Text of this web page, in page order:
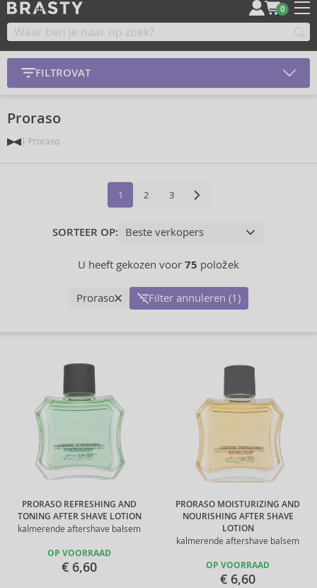
0
FILTROVAT
Proraso
Proraso
1 2 3
SORTEER OP:
U heeft gekozen voor 75 položek
Proraso Filter annuleren (1)
PRORASO REFRESHING AND
TONING AFTER SHAVE LOTION
kalmerende aftershave balsem
OP VOORRAAD
€ 6,60
PRORASO MOISTURIZING AND
NOURISHING AFTER SHAVE
LOTION
kalmerende aftershave balsem
OP VOORRAAD
€ 6,60